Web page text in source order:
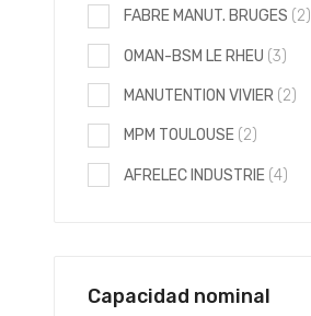
FABRE MANUT. BRUGES 2
OMAN-BSM LE RHEU 3
MANUTENTION VIVIER 2
MPM TOULOUSE 2
elementos
AFRELEC INDUSTRIE 4
Capacidad nominal